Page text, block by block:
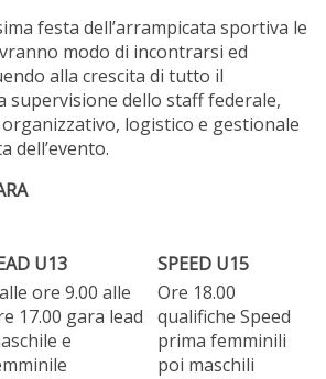
festa dell’arrampicata sportiva le
modo di incontrarsi ed
alla crescita di tutto il
supervisione dello staff federale,
logistico e gestionale
dell’evento.
U13
SPEED U15
ore 9.00 alle
17.00 gara lead
e
Ore 18.00
qualifiche Speed
prima femminili
poi maschili